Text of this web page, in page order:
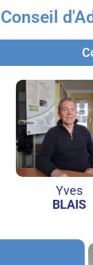
Conseil
Yves
BLAIS